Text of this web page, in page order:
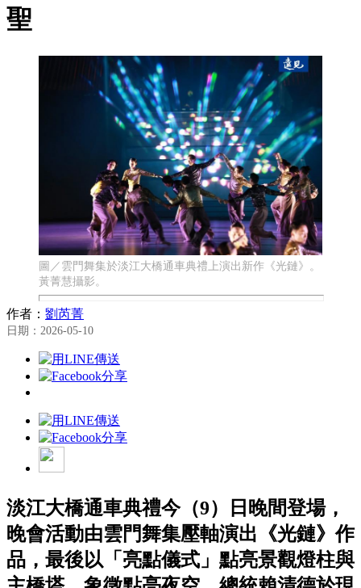
聖
圖／雲門舞集於淡江大橋通車典禮上演出新作《光鏈》。
黃菁慧攝影。
作者： 劉芮菁
日期：2026-05-10
淡江大橋通車典禮今（9）日晚間登場，
晚會活動由雲門舞集壓軸演出《光鏈》作
品，最後以「亮點儀式」點亮景觀燈柱與